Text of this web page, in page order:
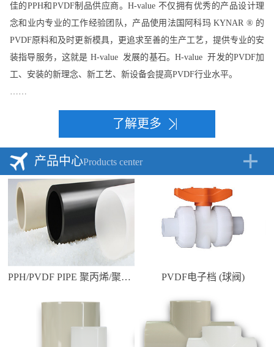
佳的PPH和PVDF制品供应商。H-value 不仅拥有优秀的产品设计理
念和业内专业的工作经验团队，产品使用法国阿科玛 KYNAR ® 的
PVDF原料和及时更新模具，更追求至善的生产工艺，提供专业的安
装指导服务，这就是 H-value 发展的基石。H-value 开发的PVDF加
工、安装的新理念、新工艺、新设备会提高PVDF行业水平。
了解更多
产品中心Products center
PPH/PVDF PIPE 聚丙烯/聚偏二氟乙烯管道 PVDF电子档 (球阀)